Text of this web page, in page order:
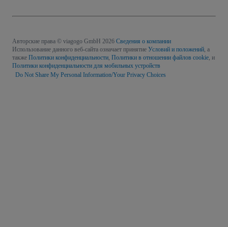
Авторские права © viagogo GmbH 2026 Сведения о компании
Использование данного веб-сайта означает принятие Условий и положений, а
также Политики конфиденциальности, Политики в отношении файлов cookie, и
Политики конфиденциальности для мобильных устройств
Do Not Share My Personal Information/Your Privacy Choices